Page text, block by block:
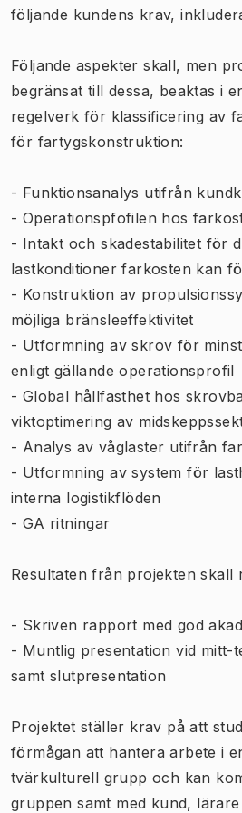
följande kundens krav,
Följande aspekter skall, men
begränsat till dessa, beaktas i
regelverk för klassificering av
för fartygskonstruktion:
- Funktionsanalys utifrån
- Operationspfofilen hos
- Intakt och skadestabilitet för
lastkonditioner farkosten kan
- Konstruktion av
möjliga bränsleeffektivitet
- Utformning av skrov för
enligt gällande operationsprofil
- Global hållfasthet hos
viktoptimering av
- Analys av våglaster utifrån
- Utformning av system för
interna logistikflöden
- GA ritningar
Resultaten från projekten skall
- Skriven rapport med god
- Muntlig presentation vid mitt-
samt slutpresentation
Projektet ställer krav på att
förmågan att hantera arbete i
tvärkulturell grupp och kan
gruppen samt med kund,